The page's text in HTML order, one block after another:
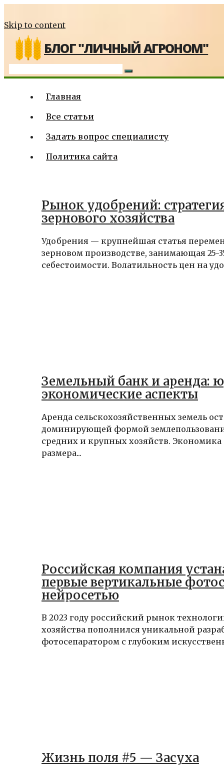
Skip to content
БЛОГ "ЛИЧНЫЙ АГРОНОМ"
Главная
Все статьи
Задать вопрос специалисту
Политика сайта
Рынок удобрений:
зернового хозяйства
Удобрения — крупнейшая статья
зерновом производстве, занимающая 25-
себестоимости. Волатильность цен на
Земельный банк и аренда:
экономические аспекты
Аренда сельскохозяйственных земель
доминирующей формой
средних и крупных хозяйств. Экономика
размера...
Российская компания
первые вертикальные
нейросетью
В 2023 году российский рынок
хозяйства пополнился уникальной
фотосепаратором с глубоким
Жизнь поля #5 — Засуха